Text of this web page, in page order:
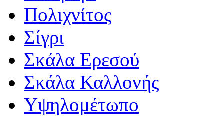
Πολιχνίτος
Σίγρι
Σκάλα Ερεσού
Σκάλα Καλλονής
Υψηλομέτωπο